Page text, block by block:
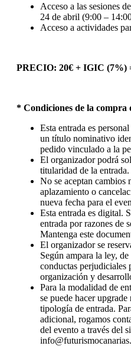
Acceso a las sesiones
24 de abril (9:00 –
Acceso a actividades
PRECIO: 20€ + IGIC (7%)
* Condiciones de la compra
Esta entrada es
un título nominativo
pedido vinculado a la
El organizador podrá
titularidad de la entrada.
No se aceptan cambios
aplazamiento o
nueva fecha para el
Esta entrada es digital.
entrada por razones de
Mantenga este
El organizador se
Según ampara la ley,
conductas perjudiciales
organización y
Para la modalidad de
se puede hacer
tipología de entrada.
adicional, rogamos
del evento a través del